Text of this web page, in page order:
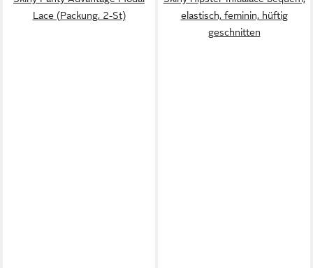
Lace (Packung, 2-St)
elastisch, feminin, hüftig
geschnitten